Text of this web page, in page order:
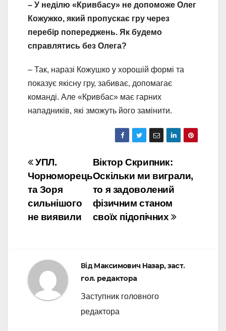
– У неділю «Кривбасу» не допоможе Олег
Кожужко, який пропускає гру через
перебір попереджень. Як будемо
справлятись без Олега?
– Так, наразі Кожушко у хорошій формі та
показує якісну гру, забиває, допомагає
команді. Але «Кривбас» має гарних
нападників, які зможуть його замінити.
Навігація
записів
Віктор Скрипник:
Оскільки ми виграли,
то я задоволений
фізичним станом
своїх підопічних
УПЛ.
Чорноморець
та Зоря
сильнішого
не виявили
ВідМаксимович Назар, заст.
гол. редактора
Заступник головного
редактора